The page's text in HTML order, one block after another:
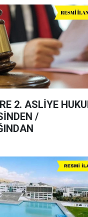
2. ASLİYE
/